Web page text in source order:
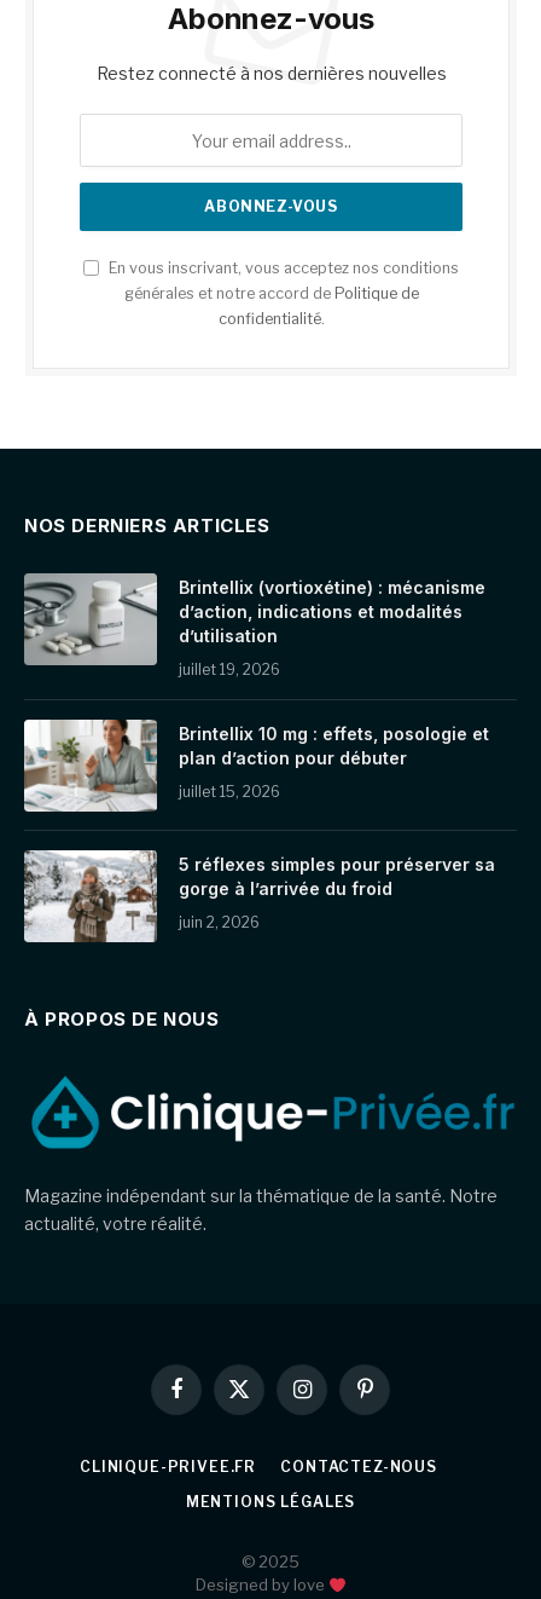
Abonnez-vous
Restez connecté à nos dernières nouvelles
En vous inscrivant, vous acceptez nos conditions
générales et notre accord de Politique de
confidentialité.
NOS DERNIERS ARTICLES
Brintellix (vortioxétine) : mécanisme
d’action, indications et modalités
d’utilisation
juillet 19, 2026
Brintellix 10 mg : effets, posologie et
plan d’action pour débuter
juillet 15, 2026
5 réflexes simples pour préserver sa
gorge à l’arrivée du froid
juin 2, 2026
À PROPOS DE NOUS
Magazine indépendant sur la thématique de la santé. Notre
actualité, votre réalité.
Facebook
X
InstagramPinterest
CLINIQUE-PRIVEE.FR
CONTACTEZ-NOUS
MENTIONS LÉGALES
© 2025
Designed by love